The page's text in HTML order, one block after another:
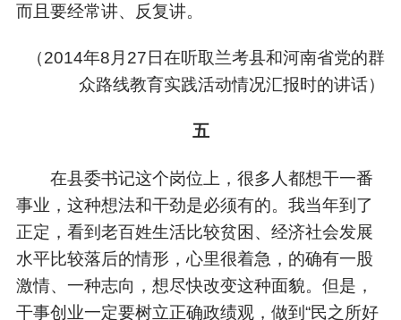
而且要经常讲、反复讲。
（2014年8月27日在听取兰考县和河南省党的群
众路线教育实践活动情况汇报时的讲话）
五
在县委书记这个岗位上，很多人都想干一番
事业，这种想法和干劲是必须有的。我当年到了
正定，看到老百姓生活比较贫困、经济社会发展
水平比较落后的情形，心里很着急，的确有一股
激情、一种志向，想尽快改变这种面貌。但是，
干事创业一定要树立正确政绩观，做到“民之所好